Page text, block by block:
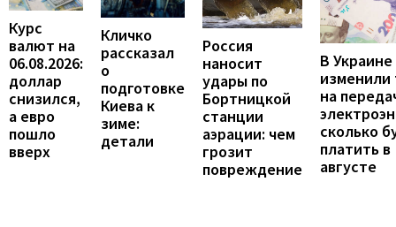
Курс
валют на
06.08.2026:
доллар
снизился,
а евро
пошло
вверх
Кличко
рассказал
о
подготовке
Киева к
зиме:
детали
Россия
наносит
удары по
Бортницкой
станции
аэрации: чем
грозит
повреждение
В Украине
на
сколько
платить в
августе